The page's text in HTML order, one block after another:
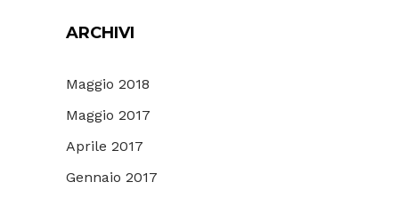
ARCHIVI
Maggio 2018
Maggio 2017
Aprile 2017
Gennaio 2017